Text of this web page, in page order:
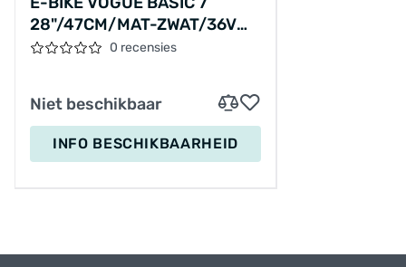
28"/47CM/MAT-ZWAT/36V
13AH 468 WH 45 NM AKM LED
0 recensies
Niet beschikbaar
INFO BESCHIKBAARHEID